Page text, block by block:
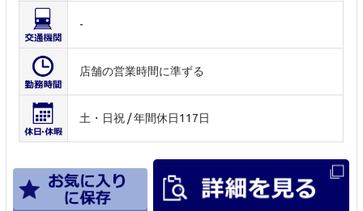
-
店舗の営業時間に準ずる
土・日祝 / 年間休日117日